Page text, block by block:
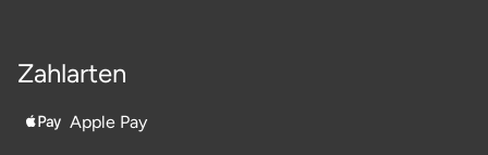
Zahlarten
Apple Pay
Rottweil
Rügen